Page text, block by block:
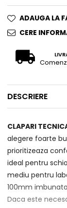
ADAUGA LA
CERE
DESCRIERE
CLAPARI
alegere foarte
prioritizeaza
ideal pentru
mediu pentru
100mm
Daca este